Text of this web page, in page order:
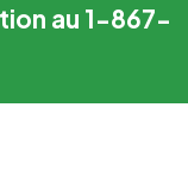
au 1-867-